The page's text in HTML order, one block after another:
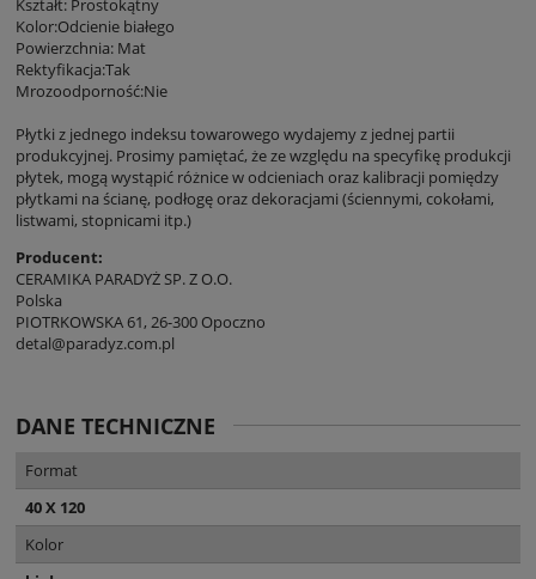
Kształt: Prostokątny
Kolor:Odcienie białego
Powierzchnia: Mat
Rektyfikacja:Tak
Mrozoodporność:Nie
Płytki z jednego indeksu towarowego wydajemy z jednej partii
produkcyjnej. Prosimy pamiętać, że ze względu na specyfikę produkcji
płytek, mogą wystąpić różnice w odcieniach oraz kalibracji pomiędzy
płytkami na ścianę, podłogę oraz dekoracjami (ściennymi, cokołami,
listwami, stopnicami itp.)
Producent:
CERAMIKA PARADYŻ SP. Z O.O.
Polska
PIOTRKOWSKA 61, 26-300 Opoczno
detal@paradyz.com.pl
DANE TECHNICZNE
Format
40 X 120
Kolor